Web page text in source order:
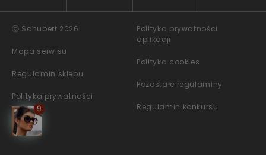
ⓒ Schubert 2026
Mapa serwisu
Regulamin sklepu
Polityka prywatności
Polityka prywatności
aplikacji
Polityka cookies
Pozostałe regulaminy
Regulamin konkursu